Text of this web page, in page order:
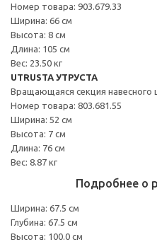
Номер товара: 903.679.33
Ширина: 66 см
Высота: 8 см
Длина: 105 см
Вес: 23.50 кг
UTRUSTA УТРУСТА
Вращающаяся секция навесного
Номер товара: 803.681.55
Ширина: 52 см
Высота: 7 см
Длина: 76 см
Вес: 8.87 кг
Подробнее о
Ширина: 67.5 см
Глубина: 67.5 см
Высота: 100.0 см